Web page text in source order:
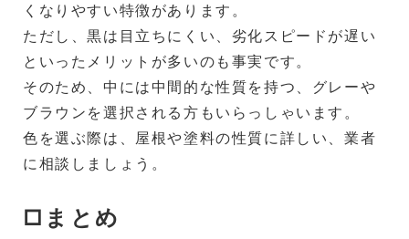
くなりやすい特徴があります。
ただし、黒は目立ちにくい、劣化スピードが遅い
といったメリットが多いのも事実です。
そのため、中には中間的な性質を持つ、グレーや
ブラウンを選択される方もいらっしゃいます。
色を選ぶ際は、屋根や塗料の性質に詳しい、業者
に相談しましょう。
□まとめ